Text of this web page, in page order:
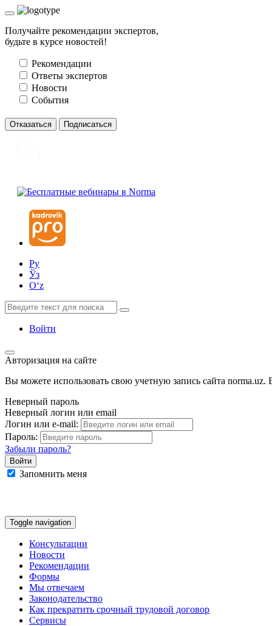
Получайте рекомендации экспертов,
будьте в курсе новостей!
Рекомендации
Ответы экспертов
Новости
События
Отказаться Подписаться
Ру
Ўз
Oʻz
Войти
Авторизация на сайте
Вы можете использовать свою учетную запись сайта norma.uz.
Неверный пароль
Неверный логин или email
Логин или e-mail:
Пароль:
Забыли пароль?
Запомнить меня
Toggle navigation
Консультации
Новости
Рекомендации
Формы
Мы отвечаем
Законодательство
Как прекратить срочный трудовой договор
Сервисы